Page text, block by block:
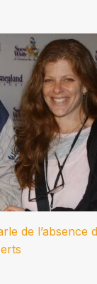
de l’absence